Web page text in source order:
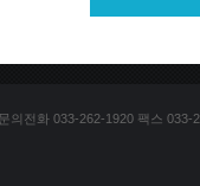
의전화 033-262-1920 팩스 033-